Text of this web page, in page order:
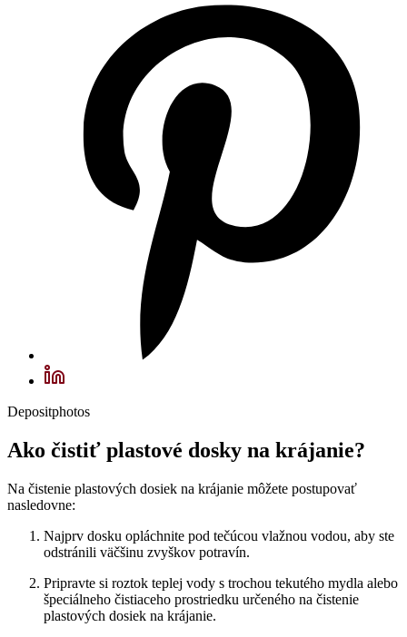
Depositphotos
Ako čistiť plastové dosky na krájanie?
Na čistenie plastových dosiek na krájanie môžete postupovať
nasledovne:
Najprv dosku opláchnite pod tečúcou vlažnou vodou, aby ste
odstránili väčšinu zvyškov potravín.
Pripravte si roztok teplej vody s trochou tekutého mydla alebo
špeciálneho čistiaceho prostriedku určeného na čistenie
plastových dosiek na krájanie.